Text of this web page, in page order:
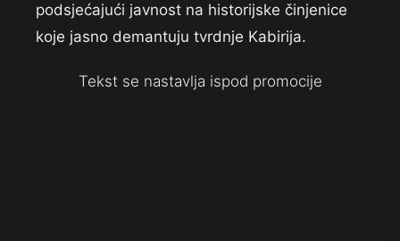
podsjećajući javnost na historijske činjenice
koje jasno demantuju tvrdnje Kabirija.
Tekst se nastavlja ispod promocije